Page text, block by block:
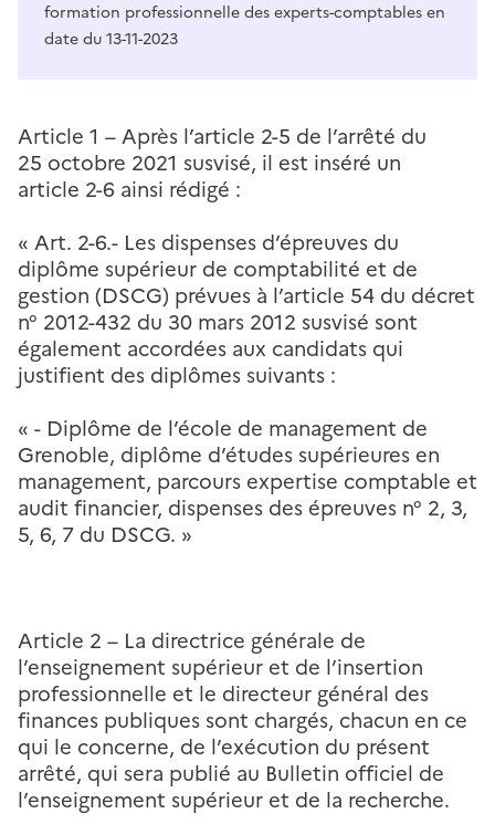
formation professionnelle des experts-comptables en
date du 13-11-2023
Article 1 –Après l’article 2-5 de l’arrêté du
25 octobre 2021 susvisé, il est inséré un
article 2-6 ainsi rédigé :
« Art. 2-6.- Les dispenses d’épreuves du
diplôme supérieur de comptabilité et de
gestion (DSCG) prévues à l’article 54 du décret
n° 2012-432 du 30 mars 2012 susvisé sont
également accordées aux candidats qui
justifient des diplômes suivants :
« - Diplôme de l’école de management de
Grenoble, diplôme d’études supérieures en
management, parcours expertise comptable et
audit financier, dispenses des épreuves n° 2, 3,
5, 6, 7 du DSCG. »
Article 2 – La directrice générale de
l’enseignement supérieur et de l’insertion
professionnelle et le directeur général des
finances publiques sont chargés, chacun en ce
qui le concerne, de l’exécution du présent
arrêté, qui sera publié au Bulletin officiel de
l’enseignement supérieur et de la recherche.